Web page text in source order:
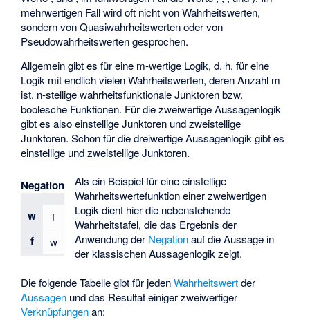
mehrwertigen Fall wird oft nicht von Wahrheitswerten,
sondern von Quasiwahrheitswerten oder von
Pseudowahrheitswerten gesprochen.
Allgemein gibt es für eine m-wertige Logik, d. h. für eine
Logik mit endlich vielen Wahrheitswerten, deren Anzahl m
ist, n-stellige wahrheitsfunktionale Junktoren bzw.
boolesche Funktionen. Für die zweiwertige Aussagenlogik
gibt es alsoeinstellige Junktoren undzweistellige
Junktoren. Schon für die dreiwertige Aussagenlogik gibt es
einstellige undzweistellige Junktoren.
Negation
w
f
f w
Als ein Beispiel für eine einstellige
Wahrheitswertefunktion einer zweiwertigen
Logik dient hier die nebenstehende
Wahrheitstafel, die das Ergebnis der
Anwendung der Negationauf die Aussage in
der klassischen Aussagenlogik zeigt.
Die folgende Tabelle gibt für jedenWahrheitswertder
Aussagen unddas Resultat einiger zweiwertiger
Verknüpfungenan: